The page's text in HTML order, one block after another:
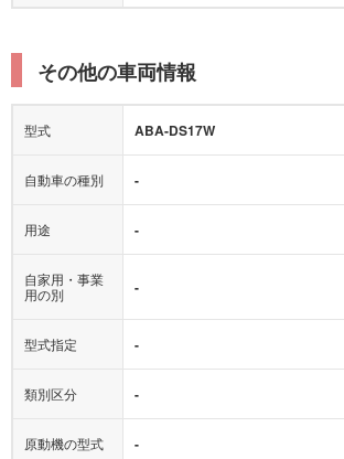
その他の車両情報
型式 ABA-DS17W
自動車の種別 -
用途 -
自家用・事業
用の別
-
型式指定 -
類別区分 -
原動機の型式 -